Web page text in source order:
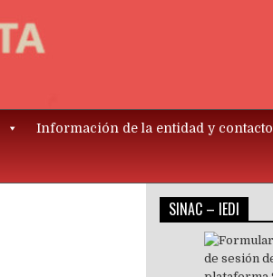
Información de la entidad y contacto
SINAC – IEDI